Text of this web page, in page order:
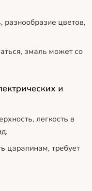
разнообразие цветов,
эмаль может со
и
легкость в
царапинам, требует